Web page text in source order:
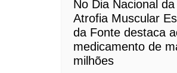
No Dia Nacional
Atrofia Muscular
da Fonte destaca
medicamento de
milhões